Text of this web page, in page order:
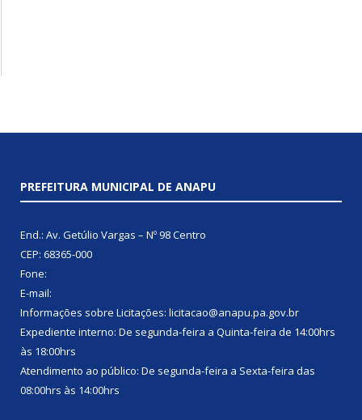
PREFEITURA MUNICIPAL DE ANAPU
End.: Av. Getúlio Vargas – Nº 98 Centro
CEP: 68365-000
Fone:
E-mail:
Informações sobre Licitações: licitacao@anapu.pa.gov.br
Expediente interno: De segunda-feira a Quinta-feira de 14:00hrs
às 18:00hrs
Atendimento ao público: De segunda-feira a Sexta-feira das
08:00hrs às 14:00hrs